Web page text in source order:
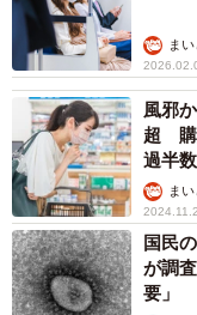
“2020年、新型コロ
に配られたものです
学芸員の家に配達さ
管することにしまし
これは、将来的にコ
相を振り返る展示に
に出回ったため、か
してしまいがちです。
ま
風邪
超 購
過半数
ま
国民
が調
要」